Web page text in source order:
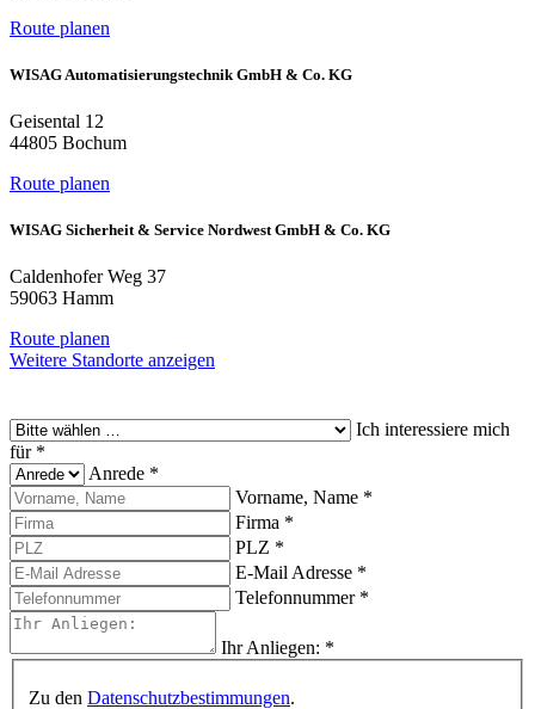
Route planen
WISAG Automatisierungstechnik GmbH & Co. KG
Geisental 12
44805 Bochum
Route planen
WISAG Sicherheit & Service Nordwest GmbH & Co. KG
Caldenhofer Weg 37
59063 Hamm
Route planen
Weitere Standorte anzeigen
Ich interessiere mich
für *
Anrede *
Vorname, Name *
Firma *
PLZ *
E-Mail Adresse *
Telefonnummer *
Ihr Anliegen: *
Zu den Datenschutzbestimmungen.